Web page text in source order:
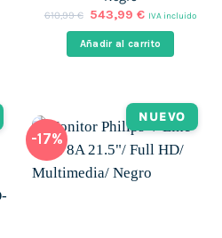
610,99€ El
original
era:
543,99€El
actual
es:
IVA incluido
Añadir al carrito
-17%
NUEVO